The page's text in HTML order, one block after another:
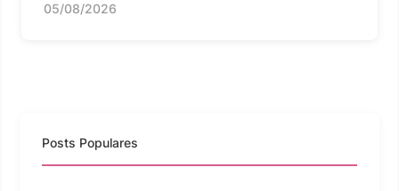
05/08/2026
Posts Populares